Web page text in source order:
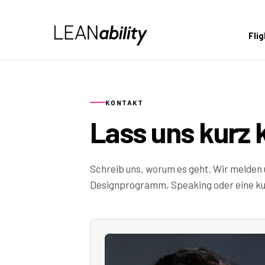
KONTAKT
Lass uns kurz
Schreib uns, worum es geht. Wir
Designprogramm, Speaking oder eine